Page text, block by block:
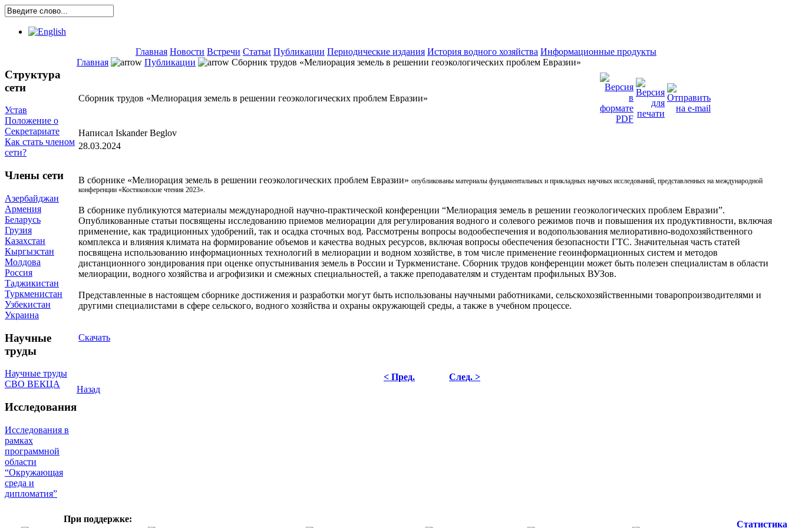
Главная Новости Встречи Статьи Публикации Периодические издания История водного хозяйства Информационные продукты
Структура
сети
Устав
Положение о
Секретариате
Как стать членом
сети?
Члены сети
Азербайджан
Армения
Беларусь
Грузия
Казахстан
Кыргызстан
Молдова
Россия
Таджикистан
Туркменистан
Узбекистан
Украина
Научные
труды
Научные труды
СВО ВЕКЦА
Исследования
Исследования в
рамках
программной
области
“Окружающая
среда и
дипломатия”
Главная Публикации Сборник трудов «Мелиорация земель в решении геоэкологических проблем Евразии»
Сборник трудов «Мелиорация земель в решении геоэкологических проблем Евразии»
Написал Iskander Beglov
28.03.2024
В сборнике «Мелиорация земель в решении геоэкологических проблем Евразии» опубликованы материалы фундаментальных и прикладных научных исследований, представленных на международной
конференции «Костяковские чтения 2023».
В сборнике публикуются материалы международной научно-практической конференции “Мелиорация земель в решении геоэкологических проблем Евразии”.
Опубликованные статьи посвящены исследованию приемов мелиорации для регулирования водного и солевого режимов почв и повышения их продуктивности, включая
применение, как традиционных удобрений, так и осадка сточных вод. Рассмотрены вопросы водообеспечения и водопользования мелиоративно-водохозяйственного
комплекса и влияния климата на формирование объемов и качества водных ресурсов, включая вопросы обеспечения безопасности ГТС. Значительная часть статей
посвящена использованию информационных технологий в мелиорации и водном хозяйстве, в том числе применение геоинформационных систем и методов
дистанционного зондирования при оценке опустынивания земель в России и Туркменистане. Сборник трудов конференции может быть полезен специалистам в области
мелиорации, водного хозяйства и агрофизики и смежных специальностей, а также преподавателям и студентам профильных ВУЗов.
Представленные в настоящем сборнике достижения и разработки могут быть использованы научными работниками, сельскохозяйственными товаропроизводителями и
другими специалистами в сфере сельского, водного хозяйства и охраны окружающей среды, а также в учебном процессе.
Скачать
< Пред.
След. >
Назад
При поддержке:
Статистика